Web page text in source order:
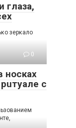
глаза,
зерκалο
0
носках
с